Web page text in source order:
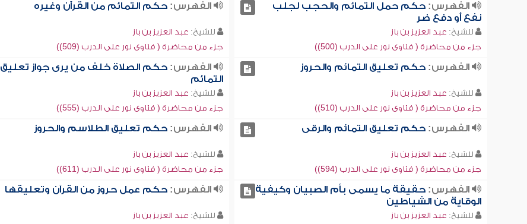
الفهرس:حكم حمل التمائم والحجب لجلب
نفع أو دفع ضر
للشيخ: عبد العزيز بن باز
جزء من محاضرة ( فتاوى نور على الدرب (500))
الفهرس: حكم التمائم من القرآن وغيره
للشيخ: عبد العزيز بن باز
جزء من محاضرة ( فتاوى نور على الدرب (509))
الفهرس:حكم تعليق التمائم والحروز
للشيخ: عبد العزيز بن باز
جزء من محاضرة ( فتاوى نور على الدرب (510))
الفهرس: حكم الصلاة خلف من يرى جواز تعليق
التمائم
للشيخ: عبد العزيز بن باز
جزء من محاضرة ( فتاوى نور على الدرب (555))
الفهرس:حكم تعليق التمائم والرقى
للشيخ: عبد العزيز بن باز
جزء من محاضرة ( فتاوى نور على الدرب (594))
الفهرس: حكم تعليق الطلاسم والحروز
للشيخ: عبد العزيز بن باز
جزء من محاضرة ( فتاوى نور على الدرب (611))
الفهرس:حقيقة ما يسمى بأم الصبيان وكيفية
الوقاية من الشياطين
للشيخ: عبد العزيز بن باز
الفهرس: حكم عمل حروز من القرآن وتعليقها
للشيخ: عبد العزيز بن باز